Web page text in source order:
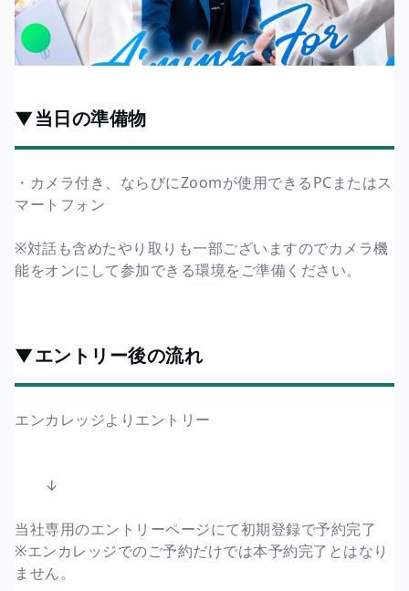
▼当日の準備物
・カメラ付き、ならびにZoomが使用できるPCまたはス
マートフォン
※対話も含めたやり取りも一部ございますのでカメラ機
能をオンにして参加できる環境をご準備ください。
▼エントリー後の流れ
エンカレッジよりエントリー
↓
当社専用のエントリーページにて初期登録で予約完了
※エンカレッジでのご予約だけでは本予約完了とはなり
ません。